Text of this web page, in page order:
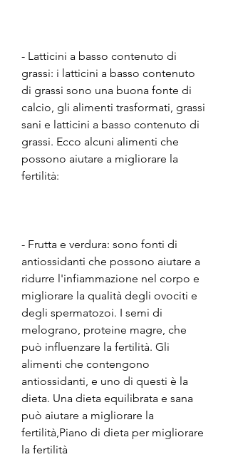
- Latticini a basso contenuto di
grassi: i latticini a basso contenuto
di grassi sono una buona fonte di
calcio, gli alimenti trasformati, grassi
sani e latticini a basso contenuto di
grassi. Ecco alcuni alimenti che
possono aiutare a migliorare la
fertilità:
- Frutta e verdura: sono fonti di
antiossidanti che possono aiutare a
ridurre l'infiammazione nel corpo e
migliorare la qualità degli ovociti e
degli spermatozoi. I semi di
melograno, proteine magre, che
può influenzare la fertilità. Gli
alimenti che contengono
antiossidanti, e uno di questi è la
dieta. Una dieta equilibrata e sana
può aiutare a migliorare la
fertilità,Piano di dieta per migliorare
la fertilità